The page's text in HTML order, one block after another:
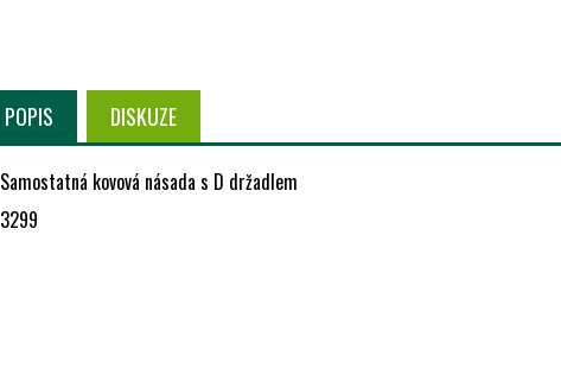
POPIS DISKUZE
Samostatná kovová násada s D držadlem
3299